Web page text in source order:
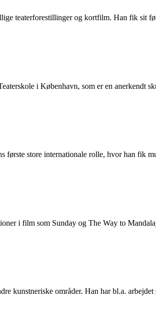
teaterforestillinger og kortfilm. Han fik sit
i København, som er en anerkendt
store internationale rolle, hvor han fik
i film som Sunday og The Way to
kunstneriske områder. Han har bl.a.